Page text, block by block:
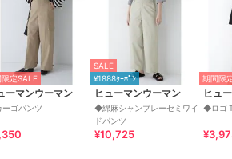
綿・コットン素材
/無
ルーズストレート
ド・バギー
/
/
ミッドライズ /アウトドア
レ・クロップド・半端丈
ロペット・オーバーオール
・コットン素材
綿100％/無
定SALE
ーマンウーマン
ゴパンツ
SALE
¥1888ｸｰﾎﾟﾝ
ヒューマンウーマン
◆綿麻シャンブレーセミワイ
ドパンツ
¥10,725
期間限
ヒュ
◆ロゴ